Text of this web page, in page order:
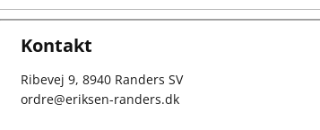
Kontakt
Ribevej 9, 8940 Randers SV
ordre@eriksen-randers.dk